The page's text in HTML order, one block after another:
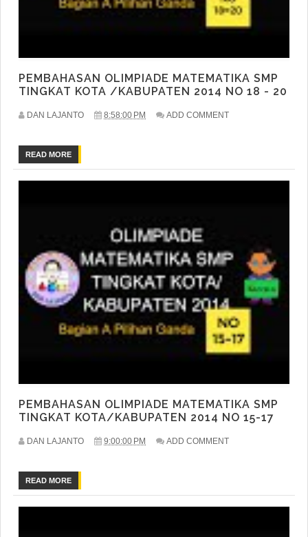
PEMBAHASAN OLIMPIADE MATEMATIKA SMP
TINGKAT KOTA /KABUPATEN 2014 NO 18 - 20
DAN LAJANTO 8:58:00 PM ADD COMMENT
READ MORE
PEMBAHASAN OLIMPIADE MATEMATIKA SMP
TINGKAT KOTA/KABUPATEN 2014 NO 15-17
DAN LAJANTO 9:00:00 PM ADD COMMENT
READ MORE